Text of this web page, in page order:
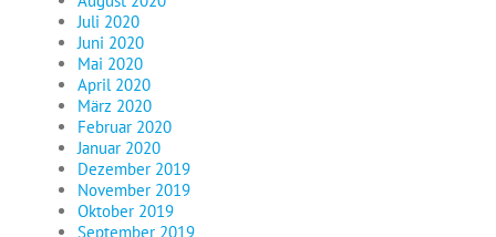
Juli 2020
Juni 2020
Mai 2020
April 2020
März 2020
Februar 2020
Januar 2020
Dezember 2019
November 2019
Oktober 2019
September 2019